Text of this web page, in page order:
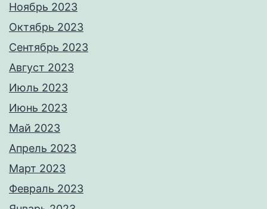
Ноябрь 2023
Октябрь 2023
Сентябрь 2023
Август 2023
Июль 2023
Июнь 2023
Май 2023
Апрель 2023
Март 2023
Февраль 2023